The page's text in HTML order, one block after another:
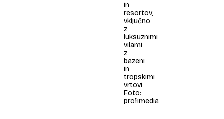
in
resortov,
vključno
z
luksuznimi
vilami
z
bazeni
in
tropskimi
vrtovi
Foto:
profimedia